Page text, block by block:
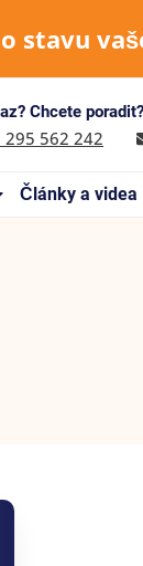
stavu
Chcete poradit?
295 562 242
Články a videa